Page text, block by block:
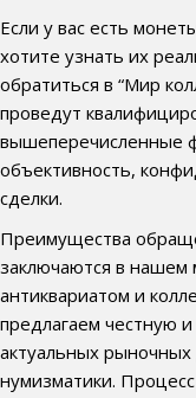
Если у вас есть
хотите узнать их
обратиться в “Мир
проведут
вышеперечисленные
объективность,
сделки.
Преимущества
заключаются в нашем
антиквариатом и
предлагаем честную
актуальных рыночных
нумизматики.